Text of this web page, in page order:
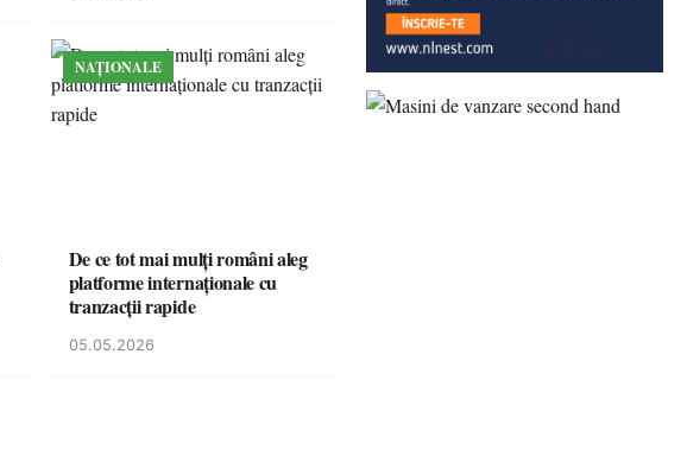
NAȚIONALE
De ce tot mai mulți români aleg
platforme internaționale cu
tranzacții rapide
05.05.2026